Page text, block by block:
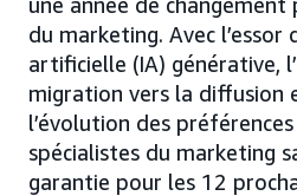
du marketing. Avec l’essor
artificielle (IA) générative,
migration vers la diffusion
l’évolution des
spécialistes du marketing
garantie pour les 12